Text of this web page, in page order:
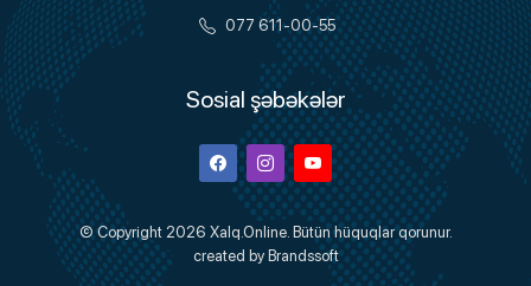
077 611-00-55
Sosial şəbəkələr
FacebookInstagramYoutube
© Copyright 2026 Xalq.Online. Bütün hüquqlar qorunur.
created by Brandssoft